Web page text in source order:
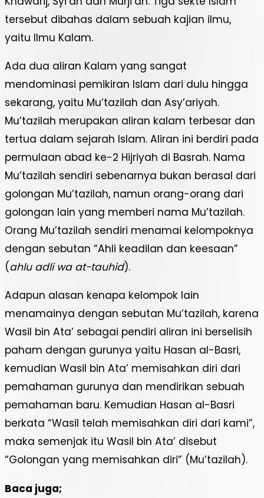
tersebut dibahas dalam sebuah kajian ilmu,
yaitu Ilmu Kalam.
Ada dua aliran Kalam yang sangat
mendominasi pemikiran Islam dari dulu hingga
sekarang, yaitu Mu’tazilah dan Asy’ariyah.
Mu’tazilah merupakan aliran kalam terbesar dan
tertua dalam sejarah Islam. Aliran ini berdiri pada
permulaan abad ke-2 Hijriyah di Basrah. Nama
Mu’tazilah sendiri sebenarnya bukan berasal dari
golongan Mu’tazilah, namun orang-orang dari
golongan lain yang memberi nama Mu’tazilah.
Orang Mu’tazilah sendiri menamai kelompoknya
dengan sebutan “Ahli keadilan dan keesaan”
(ahlu adli wa at-tauhid).
Adapun alasan kenapa kelompok lain
menamainya dengan sebutan Mu’tazilah, karena
Wasil bin Ata’ sebagai pendiri aliran ini berselisih
paham dengan gurunya yaitu Hasan al-Basri,
kemudian Wasil bin Ata’ memisahkan diri dari
pemahaman gurunya dan mendirikan sebuah
pemahaman baru. Kemudian Hasan al-Basri
berkata “Wasil telah memisahkan diri dari kami”,
maka semenjak itu Wasil bin Ata’ disebut
“Golongan yang memisahkan diri” (Mu’tazilah).
Baca juga;